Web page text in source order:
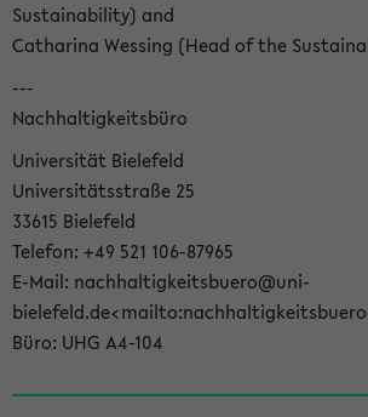
Sustainability) and
Catharina Wessing (Head of the
---
Nachhaltigkeitsbüro
Universität Bielefeld
Universitätsstraße 25
33615 Bielefeld
Telefon: +49 521 106-87965
E-Mail: nachhaltigkeitsbuero@uni-
Büro: UHG A4-104